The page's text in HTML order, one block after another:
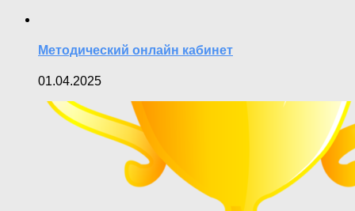
Методический онлайн кабинет
01.04.2025